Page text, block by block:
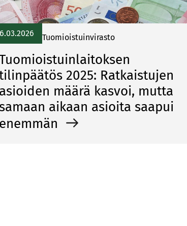
Tuomioistuinvirasto
2025: Ratkaistujen
määrä kasvoi, mutta
aikaan asioita saapui